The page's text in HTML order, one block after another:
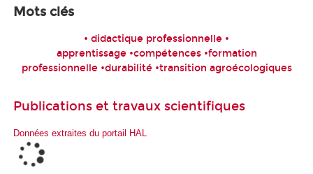
Mots clés
• didactique professionnelle •
apprentissage •compétences •formation
professionnelle •durabilité •transition agroécologiques
Publications et travaux scientifiques
Données extraites du portail HAL